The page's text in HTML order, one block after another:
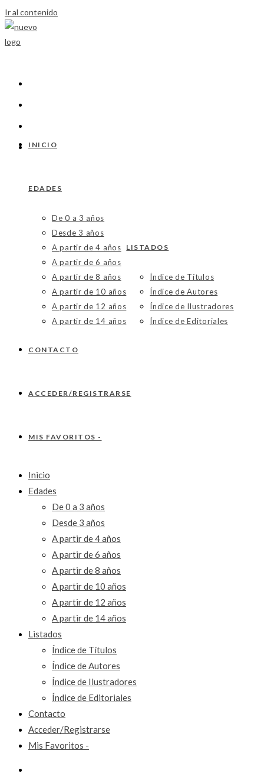
Ir al contenido
INICIO
EDADES
De 0 a 3 años
Desde 3 años
A partir de 4 años
A partir de 6 años
A partir de 8 años
A partir de 10 años
A partir de 12 años
A partir de 14 años
LISTADOS
Índice de Títulos
Índice de Autores
Índice de Ilustradores
Índice de Editoriales
CONTACTO
ACCEDER/REGISTRARSE
MIS FAVORITOS -
Inicio
Edades
De 0 a 3 años
Desde 3 años
A partir de 4 años
A partir de 6 años
A partir de 8 años
A partir de 10 años
A partir de 12 años
A partir de 14 años
Listados
Índice de Títulos
Índice de Autores
Índice de Ilustradores
Índice de Editoriales
Contacto
Acceder/Registrarse
Mis Favoritos -